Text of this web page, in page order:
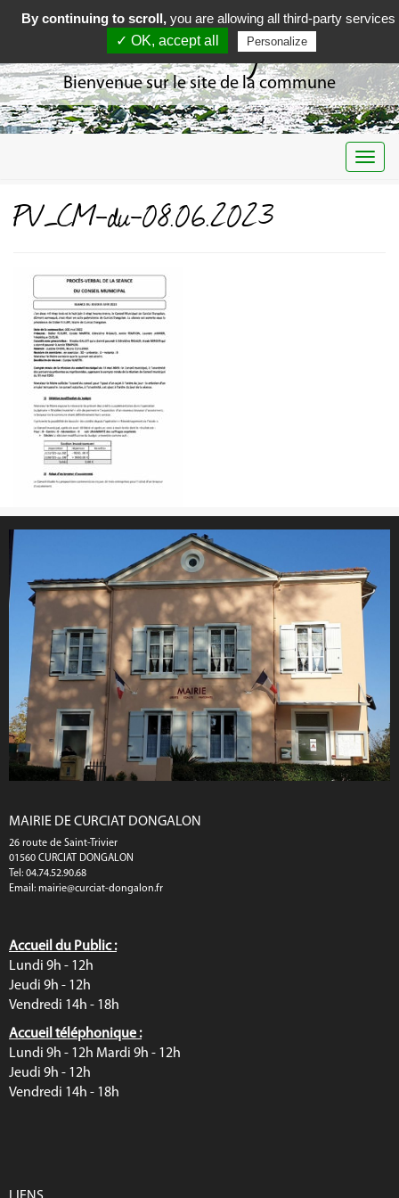
Curciat Dongalon
Bienvenue sur le site de la commune
PV_CM-du-08.06.2023
MAIRIE DE CURCIAT DONGALON
26 route de Saint-Trivier
01560 CURCIAT DONGALON
Tel: 04.74.52.90.68
Email: mairie@curciat-dongalon.fr
Accueil du Public :
Lundi 9h - 12h
Jeudi 9h - 12h
Vendredi 14h - 18h
Accueil téléphonique :
Lundi 9h - 12h Mardi 9h - 12h
Jeudi 9h - 12h
Vendredi 14h - 18h
By continuing to scroll, you are allowing all third-party services
✓ OK, accept all
Personalize